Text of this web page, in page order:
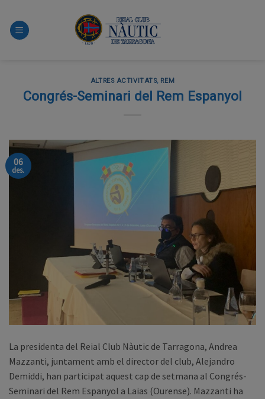
content
ALTRES ACTIVITATS, REM
Congrés-Seminari del Rem Espanyol
06
des.
La presidenta del Reial Club Nàutic de Tarragona, Andrea
Mazzanti, juntament amb el director del club, Alejandro
Demiddi, han participat aquest cap de setmana al Congrés-
Seminari del Rem Espanyol a Laias (Ourense). Mazzanti ha